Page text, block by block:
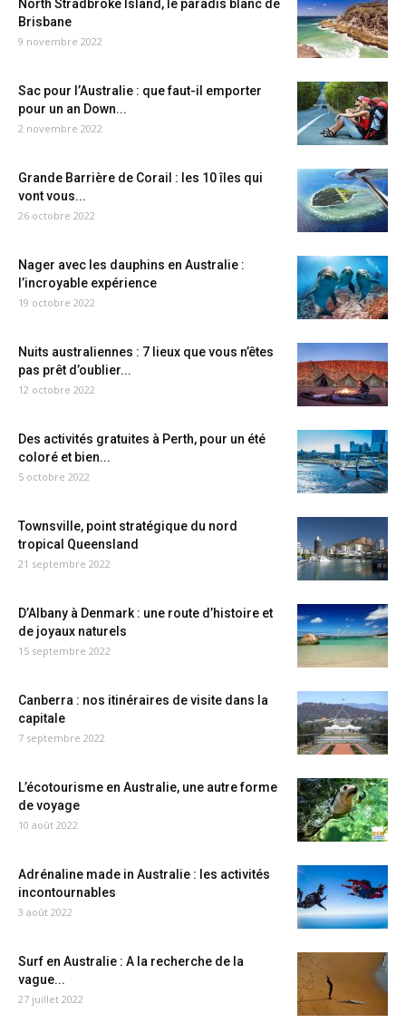
North Stradbroke Island, le paradis blanc de
Brisbane
9 novembre 2022
Sac pour l’Australie : que faut-il emporter
pour un an Down...
2 novembre 2022
Grande Barrière de Corail : les 10 îles qui
vont vous...
26 octobre 2022
Nager avec les dauphins en Australie :
l’incroyable expérience
19 octobre 2022
Nuits australiennes : 7 lieux que vous n’êtes
pas prêt d’oublier...
12 octobre 2022
Des activités gratuites à Perth, pour un été
coloré et bien...
5 octobre 2022
Townsville, point stratégique du nord
tropical Queensland
21 septembre 2022
D’Albany à Denmark : une route d’histoire et
de joyaux naturels
15 septembre 2022
Canberra : nos itinéraires de visite dans la
capitale
7 septembre 2022
L’écotourisme en Australie, une autre forme
de voyage
10 août 2022
Adrénaline made in Australie : les activités
incontournables
3 août 2022
Surf en Australie : A la recherche de la
vague...
27 juillet 2022